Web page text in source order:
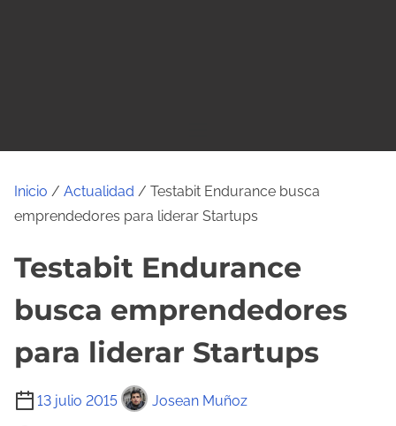
Inicio / Actualidad / Testabit Endurance busca
emprendedores para liderar Startups
Testabit Endurance
busca emprendedores
para liderar Startups
13 julio 2015 Josean Muñoz
T